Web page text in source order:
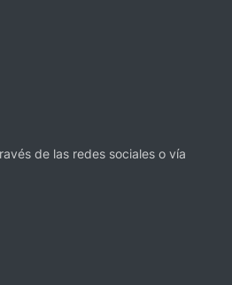
de las redes sociales o vía